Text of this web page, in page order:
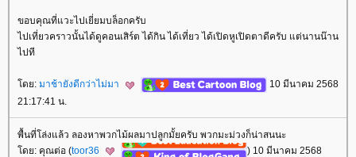
ขอบคุณที่แวะไปเยี่ยมบล็อกครับ
ไปเที่ยวคราวนั้นได้ดูคอนเสิร์ต ได้กิน ได้เที่ยว ได้เปิดหูเปิดตาดีครับ แต่นานน๊าน
ไปที
ดย: มาช้ายังดีกว่าไม่มา
10 มีนาคม 2568
21:17:41 น.
พื้นที่โล่งแล้ว ลองหาพวกไม้ผลมาปลูกมั้ยครับ พวกมะม่วงก็น่าสนนะ
ดย: คุณต่อ (toor36
) 10 มีนาคม 2568